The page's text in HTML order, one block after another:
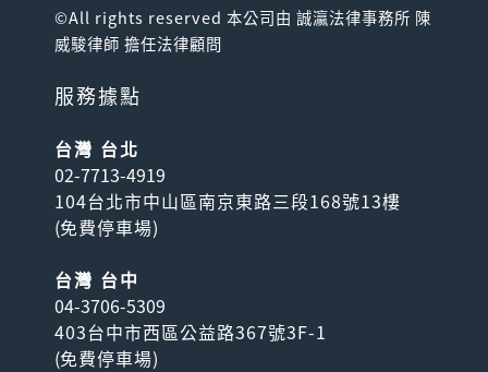
©All rights reserved 本公司由 誠瀛法律事務所 陳
威駿律師 擔任法律顧問
服務據點
台灣 台北
02-7713-4919
104台北市中山區南京東路三段168號13樓
(免費停車場)
台灣 台中
04-3706-5309
403台中市西區公益路367號3F-1
(免費停車場)